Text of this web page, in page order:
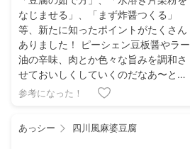
だと思いました。ぜひとも習得したい
レシピ、教えていただきありがとうご
ざいました！
なじませる」、「まず炸醤つくる」
等、新たに知ったポイントがたくさん
ありました！ ピーシェン豆板醤やラー
油の辛味、肉とか色々な旨みを調和さ
せておいしくしていくのだなあ〜と感
じました！楽しかったです！
参考になった！
あっシー 四川風麻婆豆腐